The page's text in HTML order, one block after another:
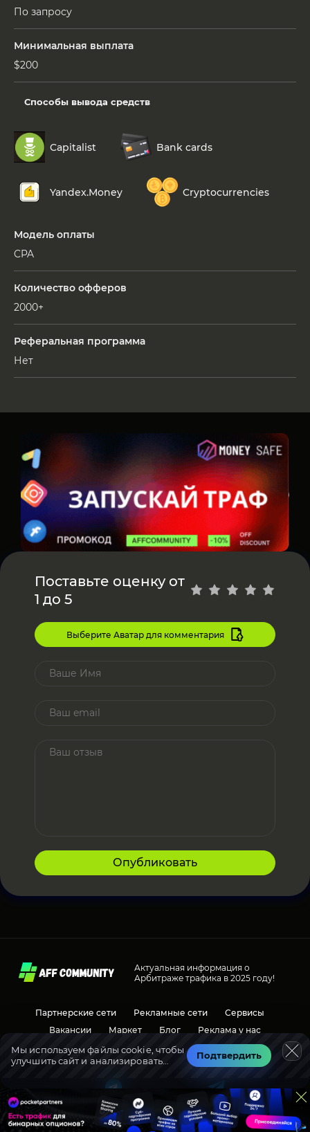
По запросу
Минимальная выплата
$200
Способы вывода средств
Capitalist Bank cards
Yandex.Money Cryptocurrencies
Модель оплаты
CPA
Количество офферов
2000+
Реферальная программа
Нет
Поставьте оценку от
1 до 5
Выберите Аватар для комментария
Опубликовать
Актуальная информация о
Арбитраже трафика в 2025 году!
Партнерские сети Рекламные сети
Сервисы
Вакансии
Маркет Блог Реклама у нас
Социальные сети Обсуждения
Мы используем файлы cookie, чтобы
улучшить сайт и анализировать
Подтвердить